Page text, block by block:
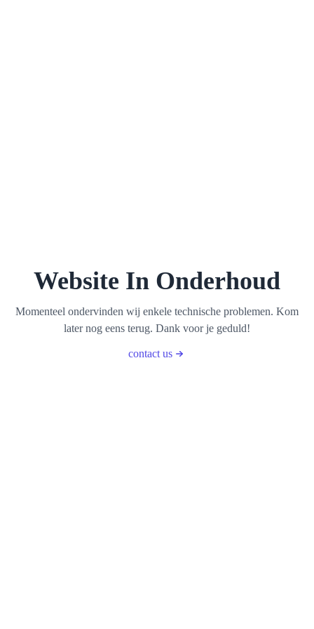
Website In Onderhoud
Momenteel ondervinden wij enkele technische problemen. Kom
later nog eens terug. Dank voor je geduld!
contact us